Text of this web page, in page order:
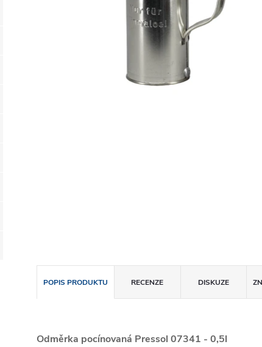
POPIS PRODUKTU RECENZE DISKUZE
Odměrka pocínovaná Pressol 07341 - 0,5l